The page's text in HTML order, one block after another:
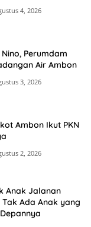
4, 2026
Perumdam
Air Ambon
3, 2026
Ambon Ikut PKN
2, 2026
Anak Jalanan
Ada Anak yang